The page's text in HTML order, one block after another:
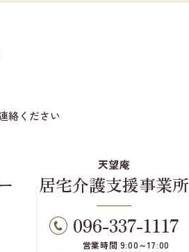
絡ください
天望庵
居宅介護支援事業所
096-337-1117
営業時間 9:00～17:00